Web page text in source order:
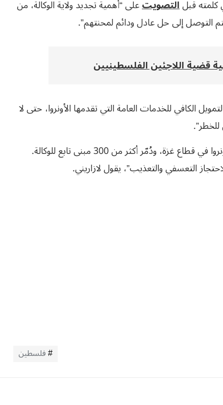
كلمته قبلالتصويتعلى “أهمية تجديد ولاية الوكالة، من
التوصل إلى حل عادل ودائم لمحنتهم”.
قضية اللاجئين الفلسطينيين
الكافي للخدمات العامة التي تقدمها الأونروا، حتى لا
ومنذ 7 أكتوبر 2023، قُتل 380 من موظفي الأونروا في قطاع غزة، ودُمّر أكثر من 300 مبنى تابع للوكالة.
التعسفي والتعذيب”، يقول لازاريني.
فلسطين